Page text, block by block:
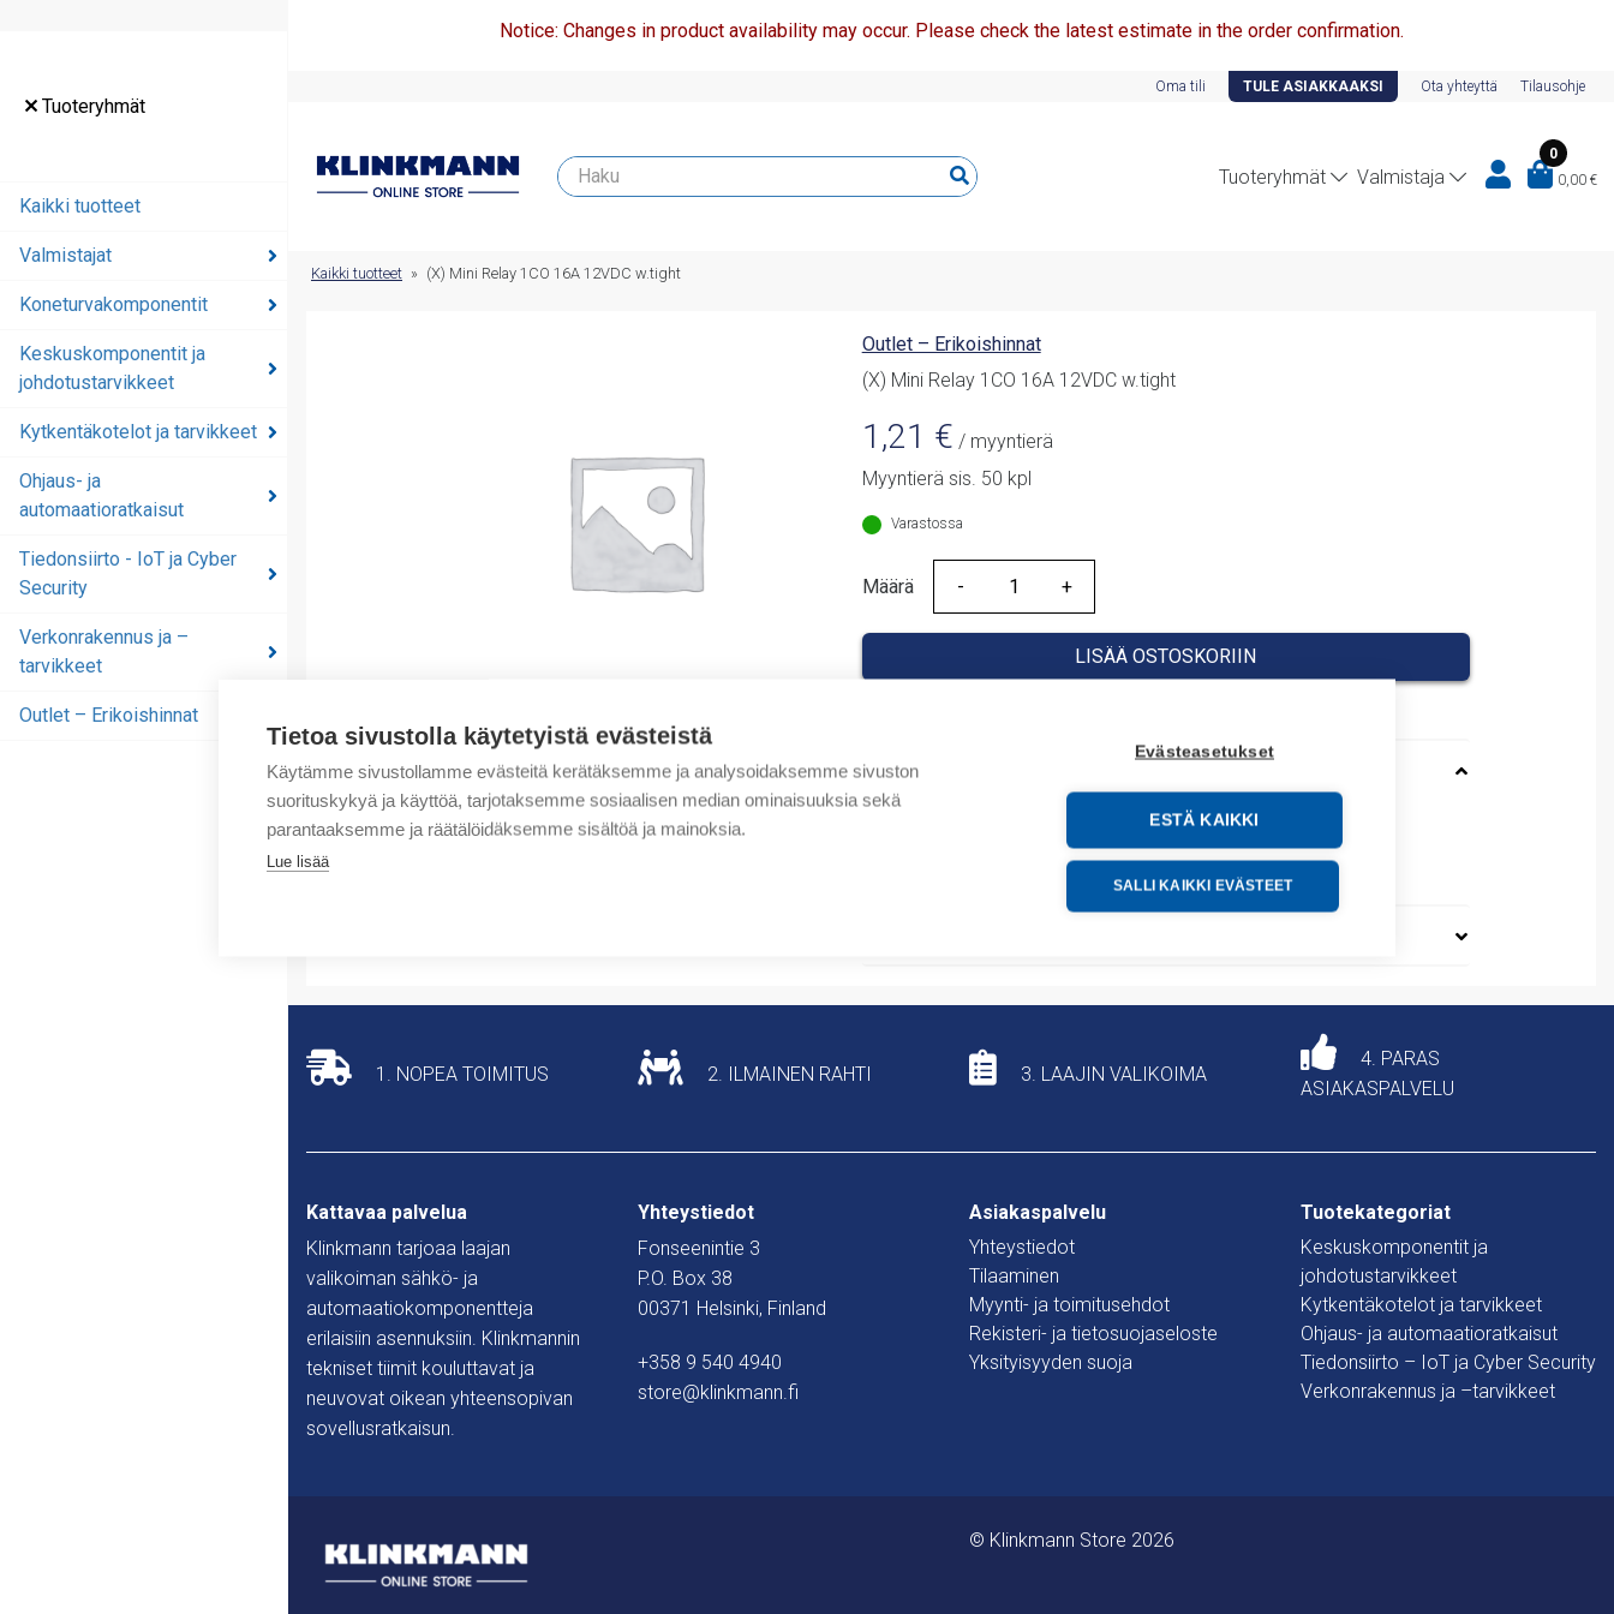
Tietoa sivustolla käytetyistä evästeistä
Käytämme sivustollamme evästeitä kerätäksemme ja analysoidaksemme sivuston
suorituskykyä ja käyttöä, tarjotaksemme sosiaalisen median ominaisuuksia sekä
parantaaksemme ja räätälöidäksemme sisältöä ja mainoksia.
Lue lisää
Evästeasetukset
ESTÄ KAIKKI
SALLI KAIKKI EVÄSTEET
Tuoteryhmät
Kaikki tuotteet
Valmistajat
Koneturvakomponentit
Keskuskomponentit ja
johdotustarvikkeet
Kytkentäkotelot ja tarvikkeet
Ohjaus- ja
automaatioratkaisut
Tiedonsiirto - IoT ja Cyber
Security
Verkonrakennus ja –
tarvikkeet
Outlet – Erikoishinnat
Notice: Changes in product availability may occur. Please check the latest estimate in the order confirmation.
Oma tili TULE ASIAKKAAKSI Ota yhteyttä Tilausohje
Tuoteryhmät Valmistaja
0
0,00 €
Outlet – Erikoishinnat
Kaikki tuotteet » (X) Mini Relay 1CO 16A 12VDC w.tight
Outlet – Erikoishinnat
(X) Mini Relay 1CO 16A 12VDC w.tight
1,21 € / myyntierä
Myyntierä sis. 50 kpl
Varastossa
Määrä
Määrä
LISÄÄ OSTOSKORIIN
Tuotekoodit
Tilauskoodi: 406190120001
Tuotteen tullikoodi: 85364900
1. NOPEA TOIMITUS 2. ILMAINEN RAHTI 3. LAAJIN VALIKOIMA
4. PARAS
ASIAKASPALVELU
Kattavaa palvelua
Klinkmann tarjoaa laajan
valikoiman sähkö- ja
automaatiokomponentteja
erilaisiin asennuksiin. Klinkmannin
tekniset tiimit kouluttavat ja
neuvovat oikean yhteensopivan
sovellusratkaisun.
Yhteystiedot
Fonseenintie 3
P.O. Box 38
00371 Helsinki, Finland
+358 9 540 4940
store@klinkmann.fi
Asiakaspalvelu
Yhteystiedot
Tilaaminen
Myynti- ja toimitusehdot
Rekisteri- ja tietosuojaseloste
Yksityisyyden suoja
Tuotekategoriat
Keskuskomponentit ja
johdotustarvikkeet
Kytkentäkotelot ja tarvikkeet
Ohjaus- ja automaatioratkaisut
Tiedonsiirto – IoT ja Cyber Security
Verkonrakennus ja –tarvikkeet
© Klinkmann Store 2026